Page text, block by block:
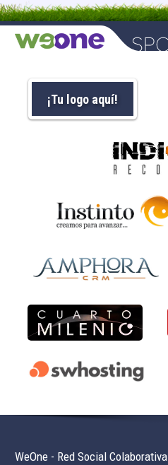
¡Tu logo aquí!
WeOne - Red Social Colaborativa